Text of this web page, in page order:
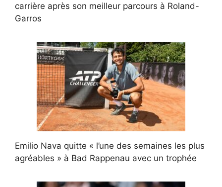
carrière après son meilleur parcours à Roland-
Garros
Emilio Nava quitte « l’une des semaines les plus
agréables » à Bad Rappenau avec un trophée